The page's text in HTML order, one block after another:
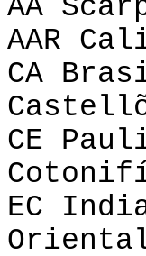
AA
AAR
CA
CE
EC